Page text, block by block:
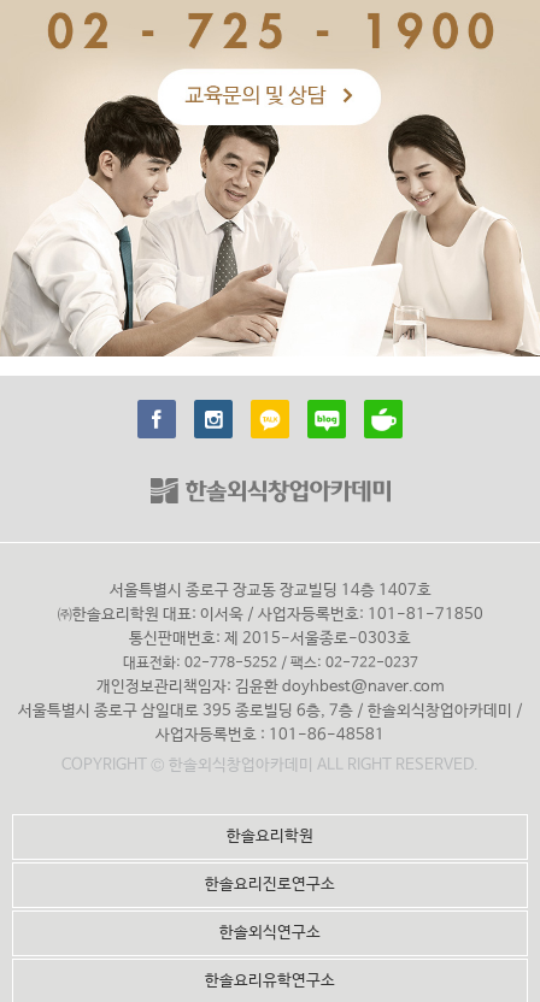
서울특별시 종로구 장교동 장교빌딩 14층 1407호
㈜한솔요리학원 대표: 이서욱 / 사업자등록번호: 101-81-71850
통신판매번호: 제 2015-서울종로-0303호
대표전화: 02-778-5252 / 팩스: 02-722-0237
개인정보관리책임자: 김윤환 doyhbest@naver.com
서울특별시 종로구 삼일대로 395 종로빌딩 6층, 7층 / 한솔외식창업아카데미 /
사업자등록번호 : 101-86-48581
COPYRIGHT © 한솔외식창업아카데미 ALL RIGHT RESERVED.
한솔요리학원
한솔요리진로연구소
한솔외식연구소
한솔요리유학연구소